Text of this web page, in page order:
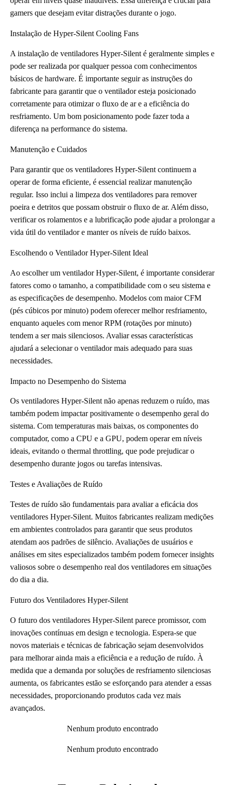
gamers que desejam evitar distrações durante o jogo.
Instalação de Hyper-Silent Cooling Fans
A instalação de ventiladores Hyper-Silent é geralmente simples e
pode ser realizada por qualquer pessoa com conhecimentos
básicos de hardware. É importante seguir as instruções do
fabricante para garantir que o ventilador esteja posicionado
corretamente para otimizar o fluxo de ar e a eficiência do
resfriamento. Um bom posicionamento pode fazer toda a
diferença na performance do sistema.
Manutenção e Cuidados
Para garantir que os ventiladores Hyper-Silent continuem a
operar de forma eficiente, é essencial realizar manutenção
regular. Isso inclui a limpeza dos ventiladores para remover
poeira e detritos que possam obstruir o fluxo de ar. Além disso,
verificar os rolamentos e a lubrificação pode ajudar a prolongar a
vida útil do ventilador e manter os níveis de ruído baixos.
Escolhendo o Ventilador Hyper-Silent Ideal
Ao escolher um ventilador Hyper-Silent, é importante considerar
fatores como o tamanho, a compatibilidade com o seu sistema e
as especificações de desempenho. Modelos com maior CFM
(pés cúbicos por minuto) podem oferecer melhor resfriamento,
enquanto aqueles com menor RPM (rotações por minuto)
tendem a ser mais silenciosos. Avaliar essas características
ajudará a selecionar o ventilador mais adequado para suas
necessidades.
Impacto no Desempenho do Sistema
Os ventiladores Hyper-Silent não apenas reduzem o ruído, mas
também podem impactar positivamente o desempenho geral do
sistema. Com temperaturas mais baixas, os componentes do
computador, como a CPU e a GPU, podem operar em níveis
ideais, evitando o thermal throttling, que pode prejudicar o
desempenho durante jogos ou tarefas intensivas.
Testes e Avaliações de Ruído
Testes de ruído são fundamentais para avaliar a eficácia dos
ventiladores Hyper-Silent. Muitos fabricantes realizam medições
em ambientes controlados para garantir que seus produtos
atendam aos padrões de silêncio. Avaliações de usuários e
análises em sites especializados também podem fornecer insights
valiosos sobre o desempenho real dos ventiladores em situações
do dia a dia.
Futuro dos Ventiladores Hyper-Silent
O futuro dos ventiladores Hyper-Silent parece promissor, com
inovações contínuas em design e tecnologia. Espera-se que
novos materiais e técnicas de fabricação sejam desenvolvidos
para melhorar ainda mais a eficiência e a redução de ruído. À
medida que a demanda por soluções de resfriamento silenciosas
aumenta, os fabricantes estão se esforçando para atender a essas
necessidades, proporcionando produtos cada vez mais
avançados.
Nenhum produto encontrado
Nenhum produto encontrado